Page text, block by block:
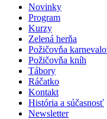
Menu
Novinky
Program
Kurzy
Zelená herňa
Požičovňa
Požičovňa kníh
Tábory
Ráčatko
Kontakt
História a súčasnosť
Newsletter